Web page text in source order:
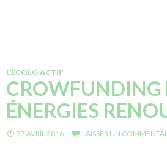
L’ÉCOLO ACTIF
CROWFUNDING
ÉNERGIES
27 AVRIL 2016 LAISSER UN